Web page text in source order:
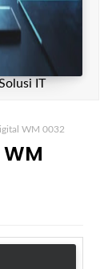
IT
WM 0032